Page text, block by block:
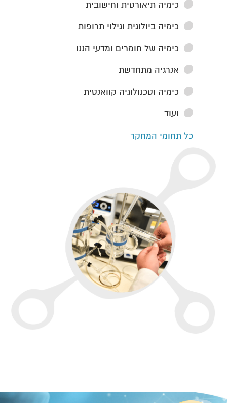
כימיה תיאורטית וחישובית
כימיה ביולוגית וגילוי תרופות
כימיה של חומרים ומדעי הננו
אנרגיה מתחדשת
כימיה וטכנולוגיה קוואנטית
ועוד
כל תחומי המחקר